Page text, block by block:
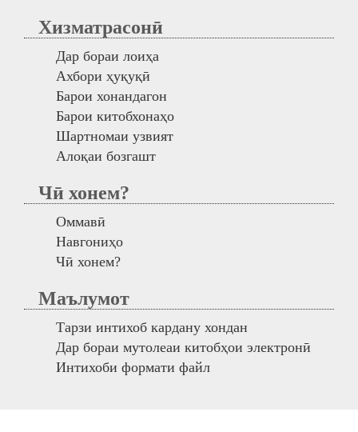
Хизматрасонӣ
Дар бораи лоиҳа
Ахбори ҳуқуқӣ
Барои хонандагон
Барои китобхонаҳо
Шартномаи узвият
Алоқаи бозгашт
Чӣ хонем?
Оммавӣ
Навгониҳо
Чӣ хонем?
Маълумот
Тарзи интихоб кардану хондан
Дар бораи мутолеаи китобҳои электронӣ
Интихоби формати файл